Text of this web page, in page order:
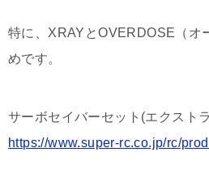
特に、XRAYとOVERDOSE（オ
めです。
サーボセイバーセット(エクスト
https://www.super-rc.co.jp/rc/